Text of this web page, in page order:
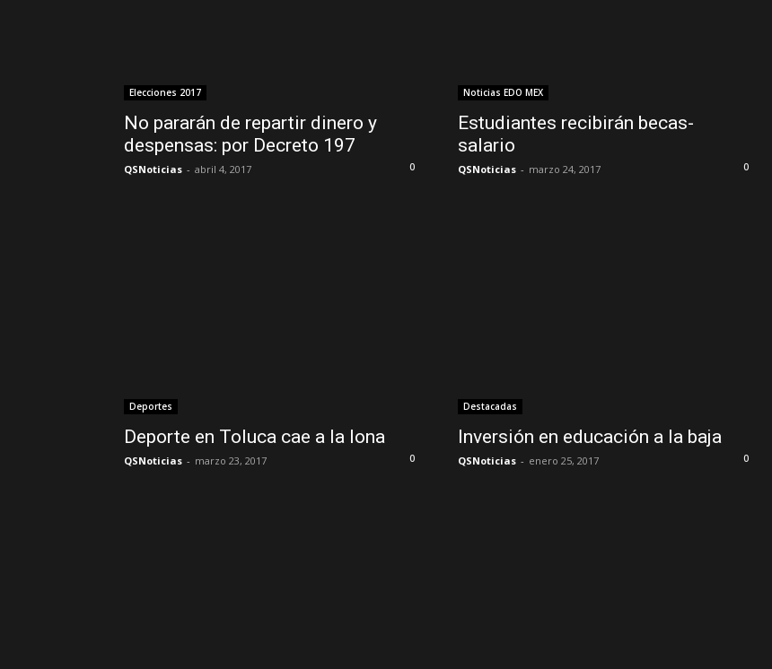
Elecciones 2017
No pararán de repartir dinero y
despensas: por Decreto 197
QSNoticias - abril 4, 2017 0
Noticias EDO MEX
Estudiantes recibirán becas-
salario
QSNoticias - marzo 24, 2017 0
Deportes
Deporte en Toluca cae a la lona
QSNoticias - marzo 23, 2017 0
Destacadas
Inversión en educación a la baja
QSNoticias - enero 25, 2017 0